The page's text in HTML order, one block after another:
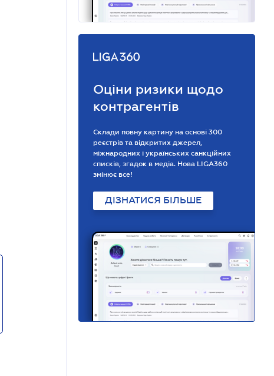
Оціни ризики щодо
контрагентів
Склади повну картину на основі 300
реєстрів та відкритих джерел,
міжнародних і українських санкційних
списків, згадок в медіа. Нова LIGA360
змінює все!
ДІЗНАТИСЯ БІЛЬШЕ